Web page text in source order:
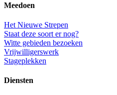
Meedoen
Het Nieuwe Strepen
Staat deze soort er nog?
Witte gebieden bezoeken
Vrijwilligerswerk
Stageplekken
Diensten